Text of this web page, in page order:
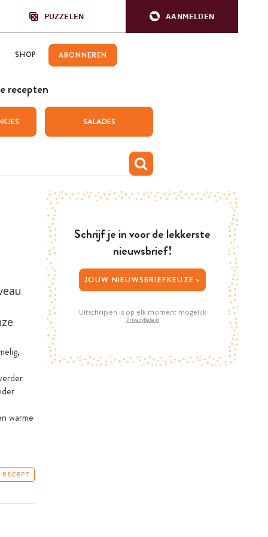
PUZZELEN AANMELDEN
SHOP ABONNEREN
recepten
SALADES
warme
Schrijf je in voor de lekkerste
nieuwsbrief!
JOUW NIEUWSBRIEFKEUZE >
Uitschrijven is op elk moment mogelijk
Privacybeleid